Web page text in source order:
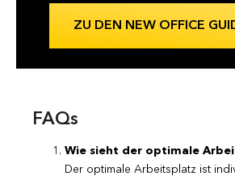
ZU DEN NEW OFFICE
FAQs
Wie sieht der optimale
Der optimale Arbeitsplatz ist